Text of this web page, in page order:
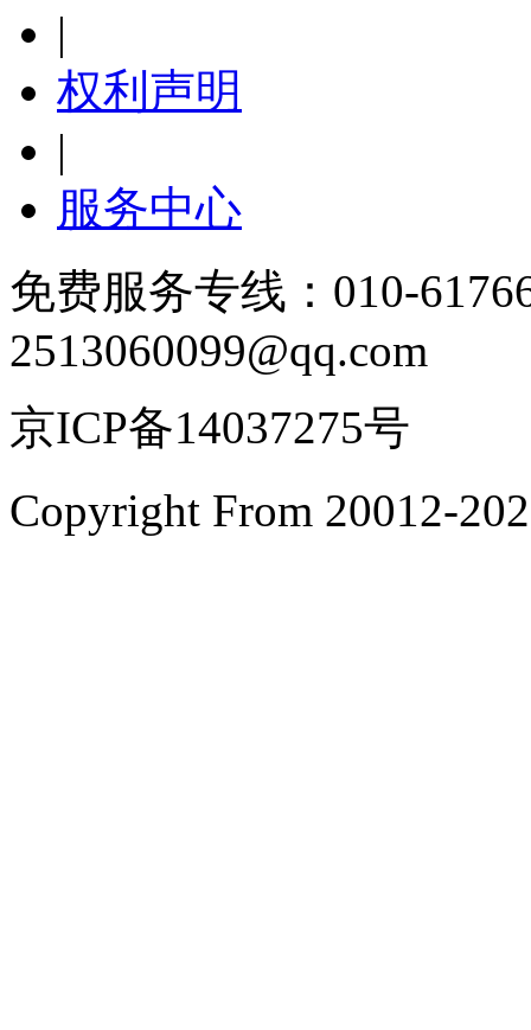
|
权利声明
|
服务中心
免费服务专线：010-
2513060099@qq.com
京ICP备14037275号
Copyright From 20012-